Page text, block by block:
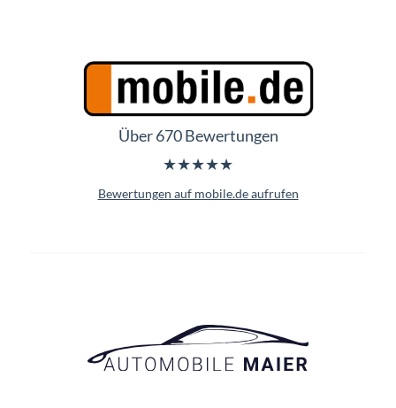
Über 670 Bewertungen
★★★★★
Bewertungen auf mobile.de aufrufen